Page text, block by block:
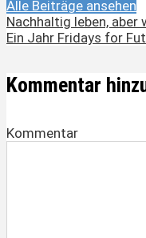
Alle Beiträge ansehen
Nachhaltig leben, aber
Ein Jahr Fridays for
Kommentar
Kommentar